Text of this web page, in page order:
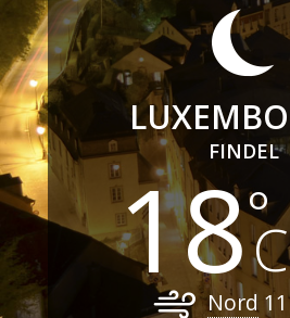
FINDEL
18
Nord